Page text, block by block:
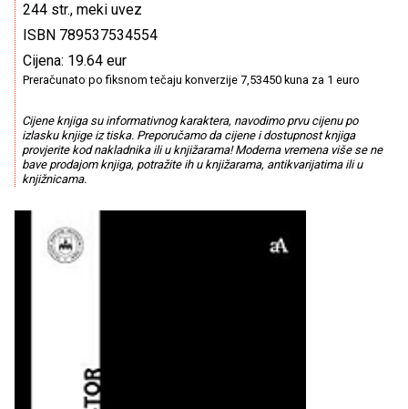
244 str., meki uvez
ISBN 789537534554
Cijena: 19.64 eur
Preračunato po fiksnom tečaju konverzije 7,53450 kuna za 1 euro
Cijene knjiga su informativnog karaktera, navodimo prvu cijenu po
izlasku knjige iz tiska. Preporučamo da cijene i dostupnost knjiga
provjerite kod nakladnika ili u knjižarama! Moderna vremena više se ne
bave prodajom knjiga, potražite ih u knjižarama, antikvarijatima ili u
knjižnicama.